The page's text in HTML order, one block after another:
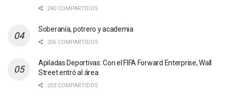
240 COMPARTIDOS
Soberanía, potrero y academia
206 COMPARTIDOS
Apiladas Deportivas: Con el FIFA Forward Enterprise, Wall
Street entró al área
203 COMPARTIDOS